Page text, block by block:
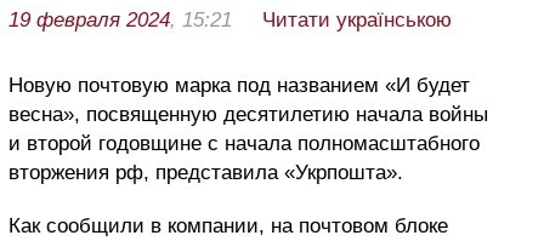
19 февраля 2024, 15:21 Читати українською
Новую почтовую марка под названием «И будет
весна», посвященную десятилетию начала войны
и второй годовщине с начала полномасштабного
вторжения рф, представила «Укрпошта».
Как сообщили в компании, на почтовом блоке